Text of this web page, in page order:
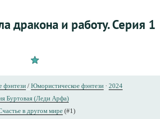
дракона и работу. Серия 1
фэнтези / Юмористическое фэнтези · 2024
Буртовая (Леди Арфа)
в другом мире (#1)